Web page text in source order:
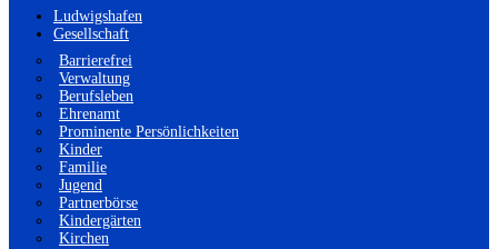
Ludwigshafen
Gesellschaft
Barrierefrei
Verwaltung
Berufsleben
Ehrenamt
Prominente Persönlichkeiten
Kinder
Familie
Jugend
Partnerbörse
Kindergärten
Kirchen